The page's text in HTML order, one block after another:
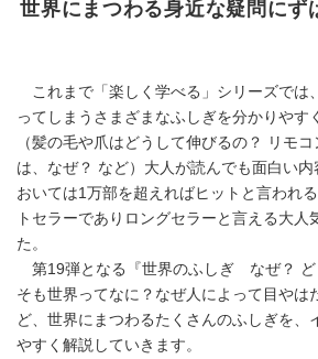
世界にまつわる身近な疑問にず
これまで「楽しく学べる」シリーズでは
ってしまうさまざまなふしぎを分かりやす
（髪の毛や爪はどうして伸びるの？ リモ
は、なぜ？ など）大人が読んでも面白い
おいては1万部を超えればヒットと言われ
トセラーでありロングセラーと言える大人
た。
第19弾となる『世界のふしぎ なぜ？ ど
そも世界ってなに？なぜ人によって目やは
ど、世界にまつわるたくさんのふしぎを、
やすく解説していきます。